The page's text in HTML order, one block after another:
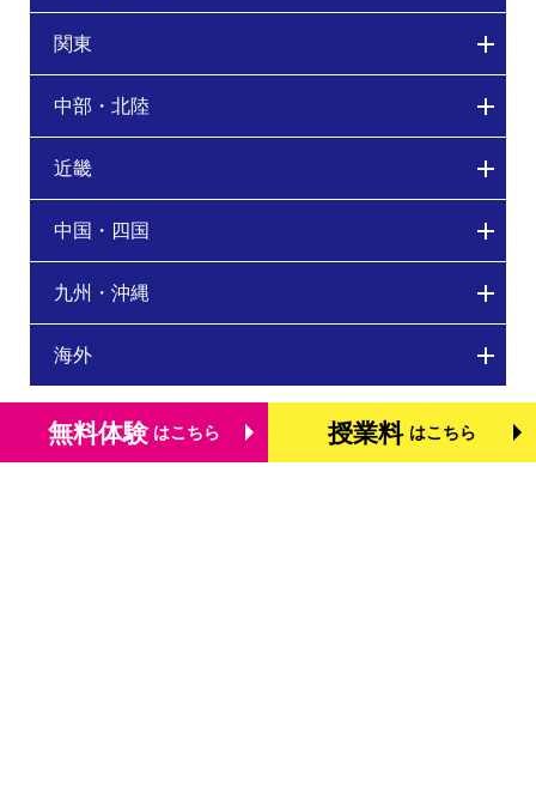
関東
中部・北陸
近畿
中国・四国
九州・沖縄
海外
無料体験 はこちら 授業料 はこちら